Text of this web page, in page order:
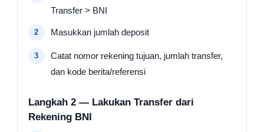
Transfer > BNI
Masukkan jumlah deposit
Catat nomor rekening tujuan, jumlah transfer,
dan kode berita/referensi
Langkah 2 — Lakukan Transfer dari
Rekening BNI